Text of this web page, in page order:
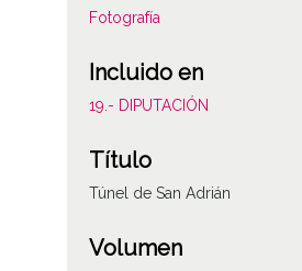
Fotografía
Incluido en
19.- DIPUTACIÓN
Título
Túnel de San Adrián
Volumen